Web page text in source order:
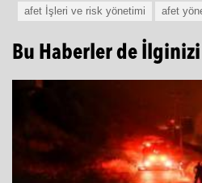
afet İşleri ve risk yönetimi afet
Bu Haberler de